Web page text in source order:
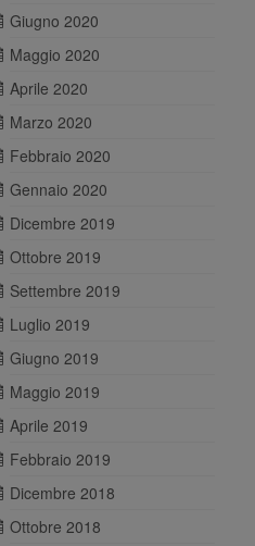
Giugno 2020
Maggio 2020
Aprile 2020
Marzo 2020
Febbraio 2020
Gennaio 2020
Dicembre 2019
Ottobre 2019
Settembre 2019
Luglio 2019
Giugno 2019
Maggio 2019
Aprile 2019
Febbraio 2019
Dicembre 2018
Ottobre 2018